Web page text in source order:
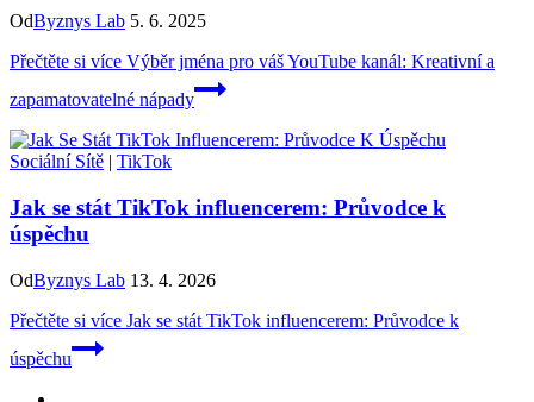
OdByznys Lab 5. 6. 2025
Přečtěte si více Výběr jména pro váš YouTube kanál: Kreativní a
zapamatovatelné nápady
Sociální Sítě | TikTok
Jak se stát TikTok influencerem: Průvodce k
úspěchu
OdByznys Lab 13. 4. 2026
Přečtěte si více Jak se stát TikTok influencerem: Průvodce k
úspěchu